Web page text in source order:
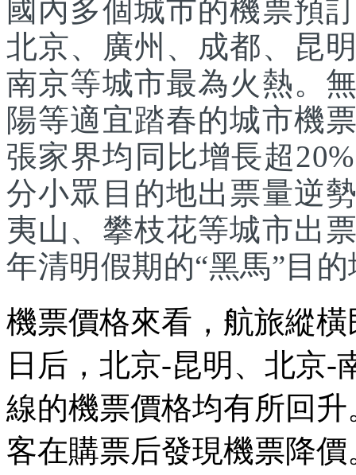
國內多個城市的機票預
北京、廣州、成都、昆
南京等城市最為火熱。
陽等適宜踏春的城市機
張家界均同比增長超
分小眾目的地出票量逆
夷山、攀枝花等城市出
年清明假期的“黑馬”目
機票價格來看，航旅縱
日后，北京-昆明、北京-
線的機票價格均有所回
客在購票后發現機票降